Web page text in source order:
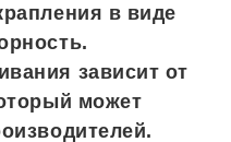
в виде
зависит от
может